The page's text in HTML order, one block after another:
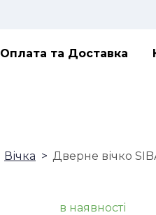
Оплата та Доставка
Вічка Дверне вічко
в наявності